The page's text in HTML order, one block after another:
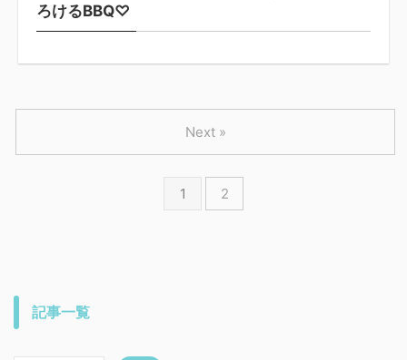
ろけるBBQ♡
1 2
Next »
記事一覧